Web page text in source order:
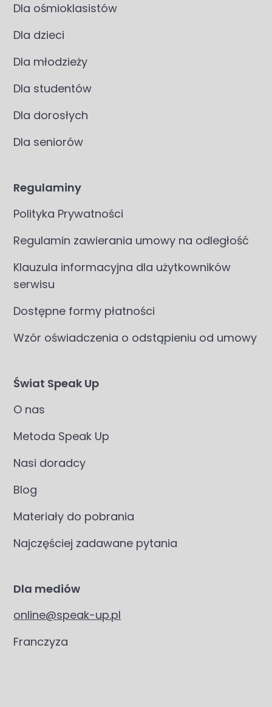
Dla ośmioklasistów
Dla dzieci
Dla młodzieży
Dla studentów
Dla dorosłych
Dla seniorów
Regulaminy
Polityka Prywatności
Regulamin zawierania umowy na odległość
Klauzula informacyjna dla użytkowników
serwisu
Dostępne formy płatności
Wzór oświadczenia o odstąpieniu od umowy
Świat Speak Up
O nas
Metoda Speak Up
Nasi doradcy
Blog
Materiały do pobrania
Najczęściej zadawane pytania
Dla mediów
online@speak-up.pl
Franczyza